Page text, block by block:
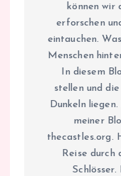
können wir
erforschen
eintauchen.
Menschen
In diesem
stellen und
Dunkeln
meiner
thecastles.org.
Reise durch